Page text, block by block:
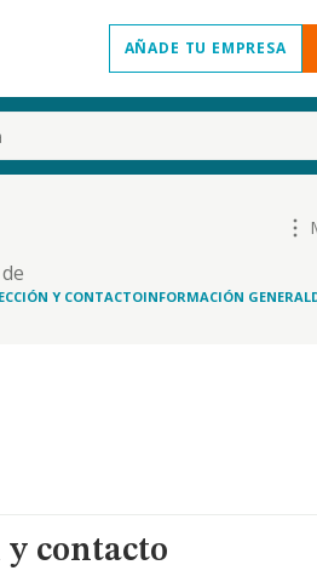
AÑADE TU EMPRESA
Y CONTACTOINFORMACIÓN GENERAL
contacto